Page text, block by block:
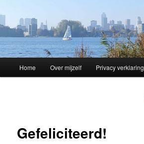
Skip
content
Home Over mijzelf Privacy verklaring
Gefeliciteerd!